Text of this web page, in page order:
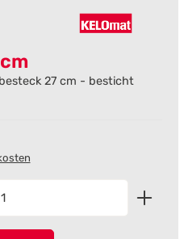
27 cm - besticht
gewünschten Wert ein